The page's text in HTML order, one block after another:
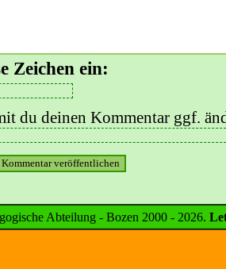
Zeichen ein:
du deinen Kommentar ggf.
Abteilung - Bozen 2000 - 2026.